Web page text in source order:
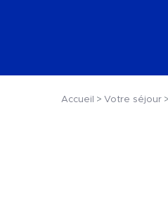
Accueil Votre séjour